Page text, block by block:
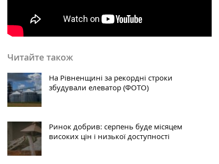
Читайте також
На Рівненщині за рекордні строки
збудували елеватор (ФОТО)
Ринок добрив: серпень буде місяцем
високих цін і низької доступності